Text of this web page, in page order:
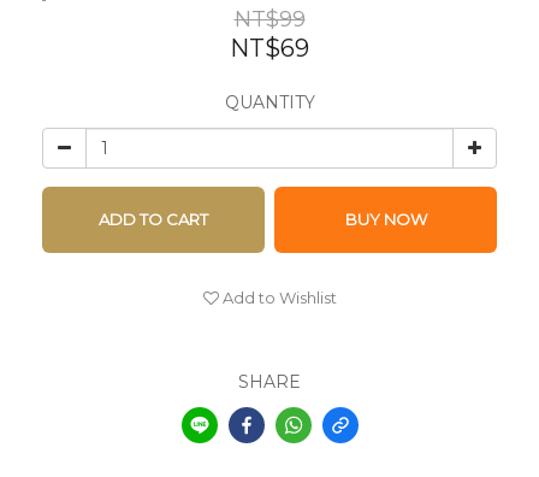
NT$99
NT$69
QUANTITY
ADD TO CART BUY NOW
Add to Wishlist
SHARE